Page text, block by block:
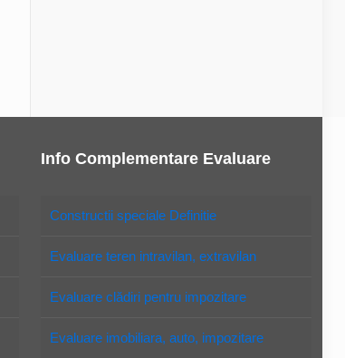
Info Complementare Evaluare
Constructii speciale Definitie
Evaluare teren intravilan, extravilan
Evaluare clădiri pentru impozitare
Evaluare imobiliara, auto, impozitare